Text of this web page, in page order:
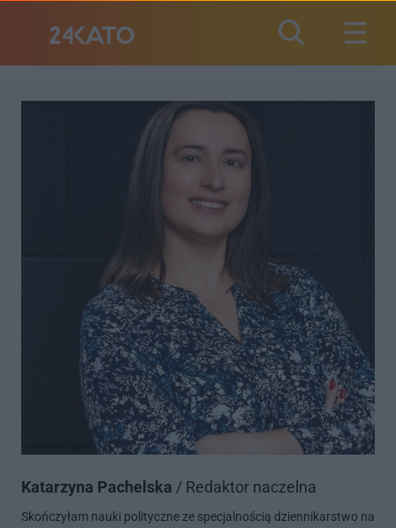
Katarzyna Pachelska / Redaktor naczelna
Skończyłam nauki polityczne ze specjalnością dziennikarstwo na